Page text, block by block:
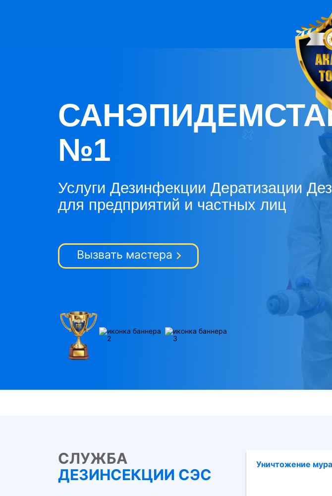
№1
Услуги Дезинфекции Дератизации
для предприятий и частных лиц
Вызвать мастера
СЛУЖБА
ДЕЗИНСЕКЦИИ СЭС
Уничтожение